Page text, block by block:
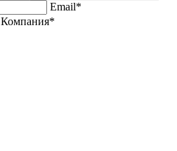
Email*
Компания*